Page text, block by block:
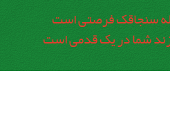
سنجاقک فرصتی است
شما در یک قدمی است